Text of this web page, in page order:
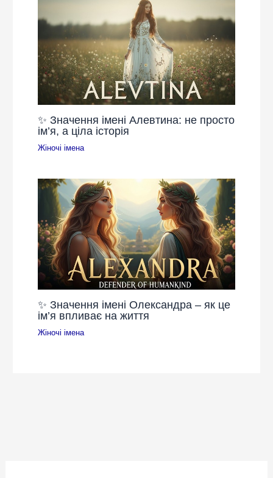
✨ Значення імені Алевтина: не просто
ім’я, а ціла історія
Жіночі імена
✨ Значення імені Олександра – як це
ім’я впливає на життя
Жіночі імена